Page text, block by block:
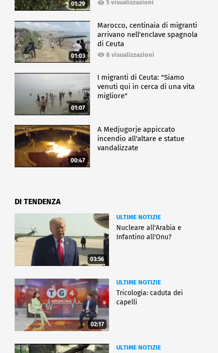
01:29 5 visualizzazioni
01:03
Marocco, centinaia di migranti
arrivano nell'enclave spagnola
di Ceuta
8 visualizzazioni
01:07
I migranti di Ceuta: "Siamo
venuti qui in cerca di una vita
migliore"
00:47
A Medjugorje appiccato
incendio all'altare e statue
vandalizzate
DI TENDENZA
03:56
ULTIME NOTIZIE
Nucleare all'Arabia e
Infantino all'Onu?
02:17
ULTIME NOTIZIE
Tricologia: caduta dei
capelli
ULTIME NOTIZIE